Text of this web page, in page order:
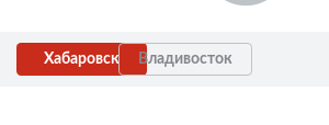
Хабаровск Владивосток